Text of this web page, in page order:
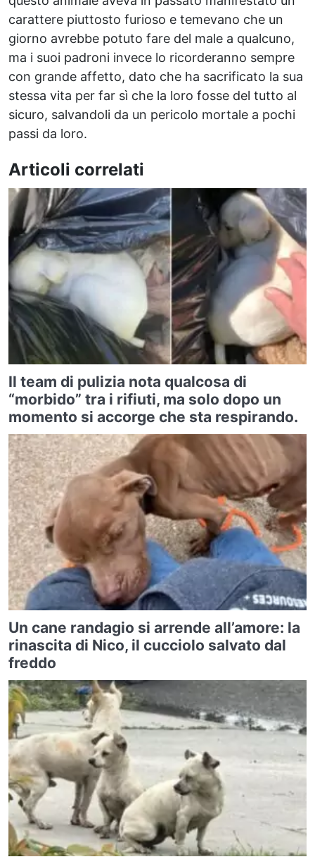
carattere piuttosto furioso e temevano che un
giorno avrebbe potuto fare del male a qualcuno,
ma i suoi padroni invece lo ricorderanno sempre
con grande affetto, dato che ha sacrificato la sua
stessa vita per far sì che la loro fosse del tutto al
sicuro, salvandoli da un pericolo mortale a pochi
passi da loro.
Articoli correlati
Il team di pulizia nota qualcosa di
“morbido” tra i rifiuti, ma solo dopo un
momento si accorge che sta respirando.
Un cane randagio si arrende all’amore: la
rinascita di Nico, il cucciolo salvato dal
freddo